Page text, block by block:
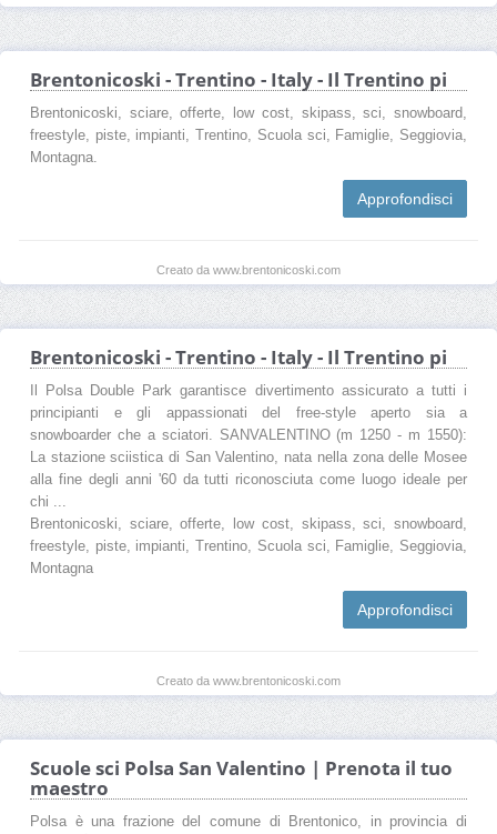
Brentonicoski - Trentino - Italy - Il Trentino pi
Brentonicoski, sciare, offerte, low cost, skipass, sci, snowboard,
freestyle, piste, impianti, Trentino, Scuola sci, Famiglie, Seggiovia,
Montagna.
Approfondisci
Creato da www.brentonicoski.com
Brentonicoski - Trentino - Italy - Il Trentino pi
Il Polsa Double Park garantisce divertimento assicurato a tutti i
principianti e gli appassionati del free-style aperto sia a
snowboarder che a sciatori. SANVALENTINO (m 1250 - m 1550):
La stazione sciistica di San Valentino, nata nella zona delle Mosee
alla fine degli anni '60 da tutti riconosciuta come luogo ideale per
chi ...
Brentonicoski, sciare, offerte, low cost, skipass, sci, snowboard,
freestyle, piste, impianti, Trentino, Scuola sci, Famiglie, Seggiovia,
Montagna
Approfondisci
Creato da www.brentonicoski.com
Scuole sci Polsa San Valentino | Prenota il tuo
maestro
Polsa è una frazione del comune di Brentonico, in provincia di